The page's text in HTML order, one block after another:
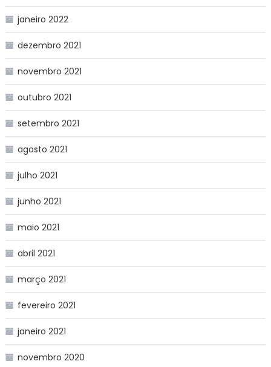
janeiro 2022
dezembro 2021
novembro 2021
outubro 2021
setembro 2021
agosto 2021
julho 2021
junho 2021
maio 2021
abril 2021
março 2021
fevereiro 2021
janeiro 2021
novembro 2020